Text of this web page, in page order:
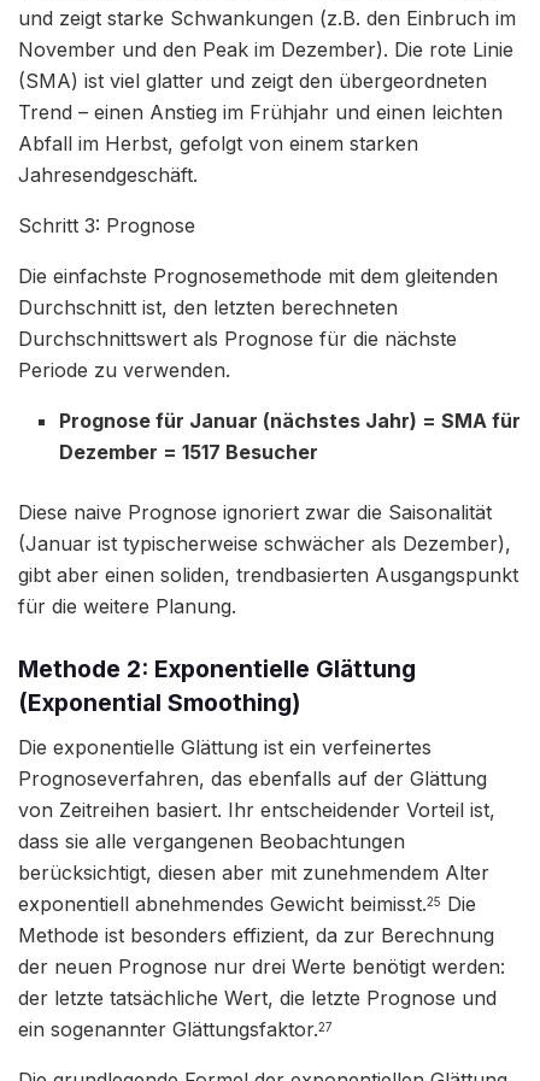
und zeigt starke Schwankungen (z.B. den Einbruch im
November und den Peak im Dezember). Die rote Linie
(SMA) ist viel glatter und zeigt den übergeordneten
Trend – einen Anstieg im Frühjahr und einen leichten
Abfall im Herbst, gefolgt von einem starken
Jahresendgeschäft.
Schritt 3: Prognose
Die einfachste Prognosemethode mit dem gleitenden
Durchschnitt ist, den letzten berechneten
Durchschnittswert als Prognose für die nächste
Periode zu verwenden.
Prognose für Januar (nächstes Jahr) = SMA für
Dezember = 1517 Besucher
Diese naive Prognose ignoriert zwar die Saisonalität
(Januar ist typischerweise schwächer als Dezember),
gibt aber einen soliden, trendbasierten Ausgangspunkt
für die weitere Planung.
Methode 2: Exponentielle Glättung
(Exponential Smoothing)
Die exponentielle Glättung ist ein verfeinertes
Prognoseverfahren, das ebenfalls auf der Glättung
von Zeitreihen basiert. Ihr entscheidender Vorteil ist,
dass sie alle vergangenen Beobachtungen
berücksichtigt, diesen aber mit zunehmendem Alter
exponentiell abnehmendes Gewicht beimisst.25 Die
Methode ist besonders effizient, da zur Berechnung
der neuen Prognose nur drei Werte benötigt werden:
der letzte tatsächliche Wert, die letzte Prognose und
ein sogenannter Glättungsfaktor.27